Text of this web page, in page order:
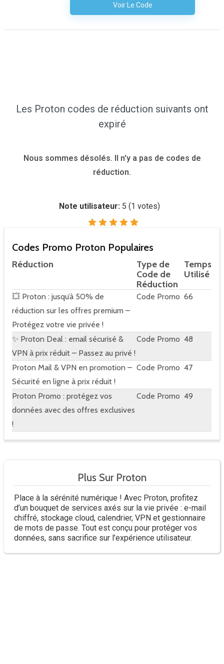
Voir Le Code
Aucun Code N'est Nécessaire
Les Proton codes de réduction suivants ont
expiré
Nous sommes désolés. Il n'y a pas de codes de
réduction.
Note utilisateur: 5 (1 votes)
Codes Promo Proton Populaires
Réduction
Type de
Code de
Réduction
Temps
Utilisé
💥 Proton : jusqu’à 50% de
réduction sur les offres premium –
Protégez votre vie privée !
Code Promo 66
✨ Proton Deal : email sécurisé &
VPN à prix réduit – Passez au privé !
Code Promo 48
Proton Mail & VPN en promotion –
Sécurité en ligne à prix réduit !
Code Promo 47
Proton Promo : protégez vos
données avec des offres exclusives
!
Code Promo 49
Plus Sur Proton
Place à la sérénité numérique ! Avec Proton, profitez
d’un bouquet de services axés sur la vie privée : e-mail
chiffré, stockage cloud, calendrier, VPN et gestionnaire
de mots de passe. Tout est conçu pour protéger vos
données, sans sacrifice sur l’expérience utilisateur.